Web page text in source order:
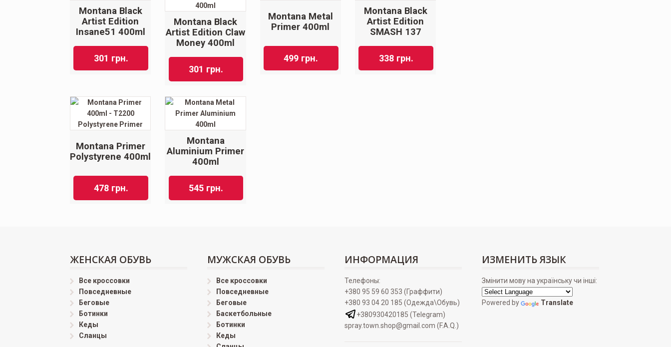
Montana Black
Artist Edition
Insane51 400ml
301 грн.
Montana Black
Artist Edition Claw
Money 400ml
301 грн.
Montana Metal
Primer 400ml
499 грн.
Montana Black
Artist Edition
SMASH 137
338 грн.
Montana Primer
Polystyrene 400ml
478 грн.
Montana
Aluminium Primer
400ml
545 грн.
ЖЕНСКАЯ ОБУВЬ
Все кроссовки
Повседневные
Беговые
Ботинки
Кеды
Сланцы
МУЖСКАЯ ОБУВЬ
Все кроссовки
Повседневные
Беговые
Баскетбольные
Ботинки
Кеды
ИНФОРМАЦИЯ
Телефоны:
+380 95 59 60 353 (Граффити)
+380 93 04 20 185 (Одежда\Обувь)
+380930420185 (Telegram)
spray.town.shop@gmail.com (F.A.Q.)
ИЗМЕНИТЬ ЯЗЫК
Змінити мову на українську чи інші:
Powered by Translate